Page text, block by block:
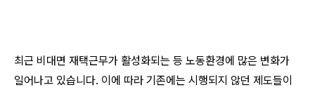
최근 비대면 재택근무가 활성화되는 등 노동환경에 많은 변화가
일어나고 있습니다. 이에 따라 기존에는 시행되지 않던 제도들이